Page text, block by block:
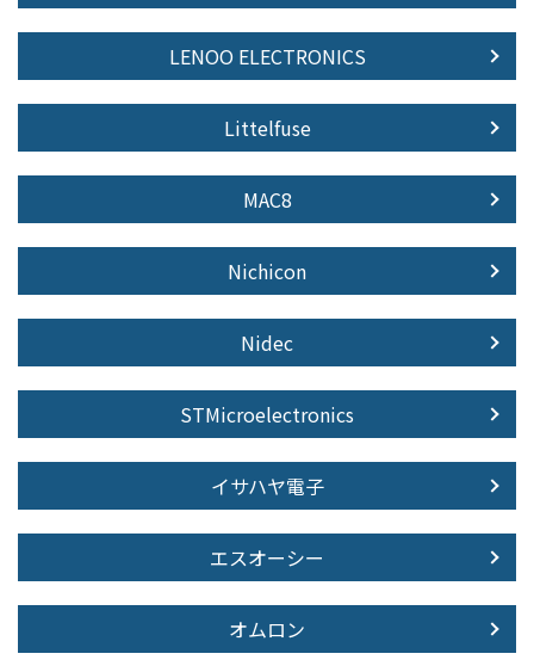
LENOO ELECTRONICS
Littelfuse
MAC8
Nichicon
Nidec
STMicroelectronics
イサハヤ電子
エスオーシー
オムロン